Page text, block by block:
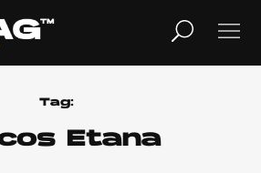
Tag:
Etana